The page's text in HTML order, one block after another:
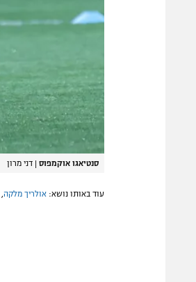
סנטיאגו אוקמפוס דני מרון
עוד באותו נושא: אולריך מלקה